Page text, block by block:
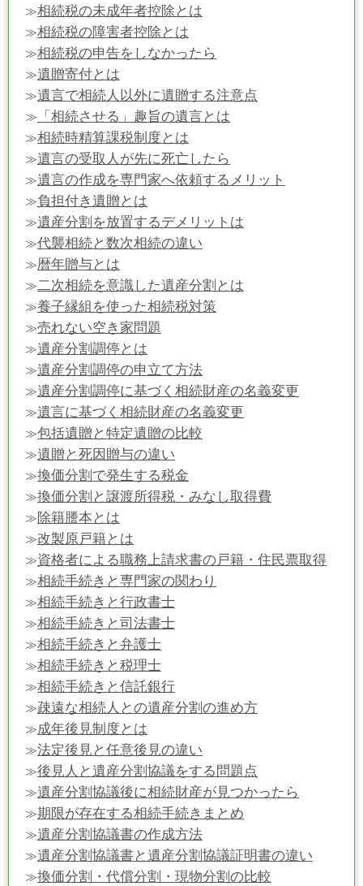
≫相続税の未成年者控除とは
≫相続税の障害者控除とは
≫相続税の申告をしなかったら
≫遺贈寄付とは
≫遺言で相続人以外に遺贈する注意点
≫ 「相続させる」趣旨の遺言とは
≫相続時精算課税制度とは
≫遺言の受取人が先に死亡したら
≫遺言の作成を専門家へ依頼するメリット
≫負担付き遺贈とは
≫遺産分割を放置するデメリットは
≫代襲相続と数次相続の違い
≫暦年贈与とは
≫二次相続を意識した遺産分割とは
≫養子縁組を使った相続税対策
≫売れない空き家問題
≫遺産分割調停とは
≫遺産分割調停の申立て方法
≫遺産分割調停に基づく相続財産の名義変更
≫遺言に基づく相続財産の名義変更
≫包括遺贈と特定遺贈の比較
≫遺贈と死因贈与の違い
≫換価分割で発生する税金
≫換価分割と譲渡所得税・みなし取得費
≫除籍謄本とは
≫改製原戸籍とは
≫資格者による職務上請求書の戸籍・住民票取得
≫相続手続きと専門家の関わり
≫相続手続きと行政書士
≫相続手続きと司法書士
≫相続手続きと弁護士
≫相続手続きと税理士
≫相続手続きと信託銀行
≫疎遠な相続人との遺産分割の進め方
≫成年後見制度とは
≫法定後見と任意後見の違い
≫後見人と遺産分割協議をする問題点
≫遺産分割協議後に相続財産が見つかったら
≫期限が存在する相続手続きまとめ
≫遺産分割協議書の作成方法
≫遺産分割協議書と遺産分割協議証明書の違い
≫換価分割・代償分割・現物分割の比較